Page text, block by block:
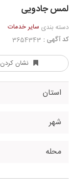
لمس جادویی
دسته بندی سایر خدمات
کد آگهی :
نشان کردن
استان
شهر
محله